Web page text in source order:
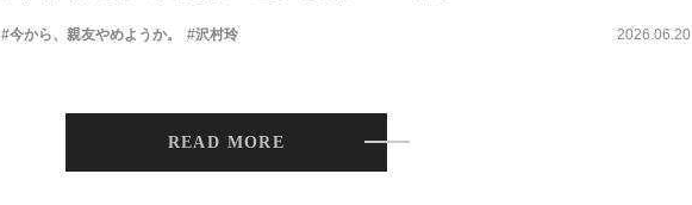
#今から、親友やめようか。 #沢村玲 2026.06.20
READ MORE